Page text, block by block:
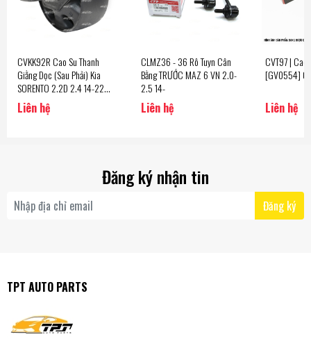
CVKK92R Cao Su Thanh
Giằng Dọc (Sau Phải) Kia
SORENTO 2.2D 2.4 14-22
[13.0] CTR - Korea
Liên hệ
CLMZ36 - 36 Rô Tuyn Cân
Bằng TRƯỚC MAZ 6 VN 2.0-
2.5 14-
Liên hệ
CVT97 |
[GV0554]
Liên hệ
Đăng ký nhận tin
Đăng ký
TPT AUTO PARTS